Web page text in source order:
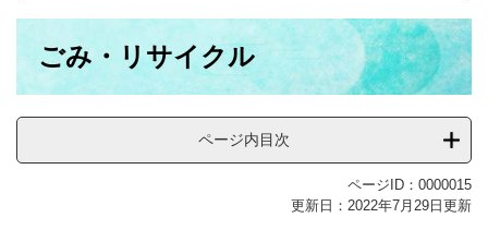
ごみ・リサイクル
ページ内目次
ページID：0000015
更新日：2022年7月29日更新